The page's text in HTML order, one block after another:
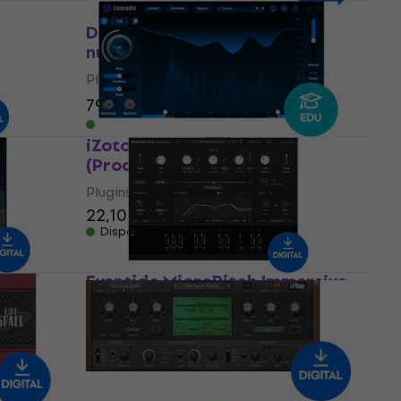
D16 Group Sigmund (Produit
numérique)
Plugins d'effets
79,90 € 90,10 €
Disponible en téléchargement
iZotope Cascadia EDU
(Produit numérique)
Plugins d'effets
22,10 €
Disponible en téléchargement
Eventide MicroPitch Immersive
(Produit numérique)
Plugins d'effets
146 €
Disponible en téléchargement